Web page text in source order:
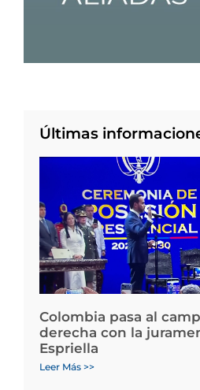
Últimas
Colombia pasa al
derecha con la
Espriella
Leer Más >>